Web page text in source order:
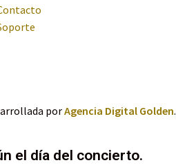
porAgencia Digital Golden.
el día del concierto.